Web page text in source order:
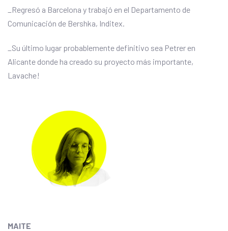
_Regresó a Barcelona y trabajó en el Departamento de
Comunicación de Bershka, Inditex.
_Su último lugar probablemente definitivo sea Petrer en
Alicante donde ha creado su proyecto más importante,
Lavache!
MAITE